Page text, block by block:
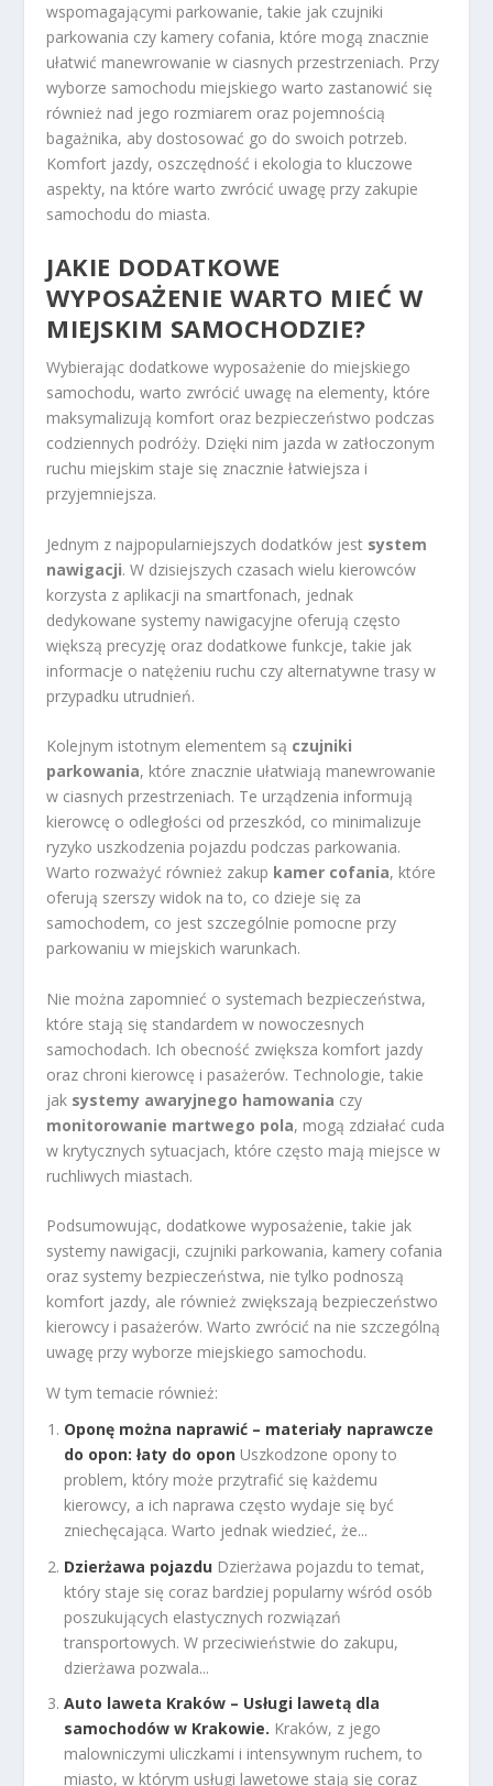
wspomagającymi parkowanie, takie jak czujniki
parkowania czy kamery cofania, które mogą znacznie
ułatwić manewrowanie w ciasnych przestrzeniach. Przy
wyborze samochodu miejskiego warto zastanowić się
również nad jego rozmiarem oraz pojemnością
bagażnika, aby dostosować go do swoich potrzeb.
Komfort jazdy, oszczędność i ekologia to kluczowe
aspekty, na które warto zwrócić uwagę przy zakupie
samochodu do miasta.
JAKIE DODATKOWE
WYPOSAŻENIE WARTO MIEĆ W
MIEJSKIM SAMOCHODZIE?
Wybierając dodatkowe wyposażenie do miejskiego
samochodu, warto zwrócić uwagę na elementy, które
maksymalizują komfort oraz bezpieczeństwo podczas
codziennych podróży. Dzięki nim jazda w zatłoczonym
ruchu miejskim staje się znacznie łatwiejsza i
przyjemniejsza.
Jednym z najpopularniejszych dodatków jest system
nawigacji. W dzisiejszych czasach wielu kierowców
korzysta z aplikacji na smartfonach, jednak
dedykowane systemy nawigacyjne oferują często
większą precyzję oraz dodatkowe funkcje, takie jak
informacje o natężeniu ruchu czy alternatywne trasy w
przypadku utrudnień.
Kolejnym istotnym elementem są czujniki
parkowania, które znacznie ułatwiają manewrowanie
w ciasnych przestrzeniach. Te urządzenia informują
kierowcę o odległości od przeszkód, co minimalizuje
ryzyko uszkodzenia pojazdu podczas parkowania.
Warto rozważyć również zakup kamer cofania, które
oferują szerszy widok na to, co dzieje się za
samochodem, co jest szczególnie pomocne przy
parkowaniu w miejskich warunkach.
Nie można zapomnieć o systemach bezpieczeństwa,
które stają się standardem w nowoczesnych
samochodach. Ich obecność zwiększa komfort jazdy
oraz chroni kierowcę i pasażerów. Technologie, takie
jak systemy awaryjnego hamowania czy
monitorowanie martwego pola, mogą zdziałać cuda
w krytycznych sytuacjach, które często mają miejsce w
ruchliwych miastach.
Podsumowując, dodatkowe wyposażenie, takie jak
systemy nawigacji, czujniki parkowania, kamery cofania
oraz systemy bezpieczeństwa, nie tylko podnoszą
komfort jazdy, ale również zwiększają bezpieczeństwo
kierowcy i pasażerów. Warto zwrócić na nie szczególną
uwagę przy wyborze miejskiego samochodu.
W tym temacie również:
Oponę można naprawić – materiały naprawcze
do opon: łaty do opon Uszkodzone opony to
problem, który może przytrafić się każdemu
kierowcy, a ich naprawa często wydaje się być
zniechęcająca. Warto jednak wiedzieć, że...
Dzierżawa pojazdu Dzierżawa pojazdu to temat,
który staje się coraz bardziej popularny wśród osób
poszukujących elastycznych rozwiązań
transportowych. W przeciwieństwie do zakupu,
dzierżawa pozwala...
Auto laweta Kraków – Usługi lawetą dla
samochodów w Krakowie. Kraków, z jego
malowniczymi uliczkami i intensywnym ruchem, to
miasto, w którym usługi lawetowe stają się coraz